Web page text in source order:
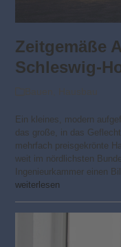
Zeitgemäße
Schleswig-
Ein kleines, modern
das große, in das
mehrfach preisgekrönte
weit im nördlichsten
Ingenieurkammer einen
weiterlesen